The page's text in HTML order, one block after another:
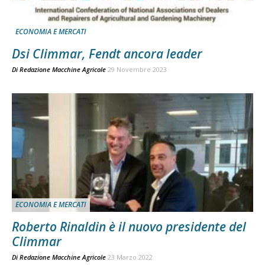
ECONOMIA E MERCATI
Dsi Climmar, Fendt ancora leader
Di Redazione Macchine Agricole 29 Novembre 2023
ECONOMIA E MERCATI
Roberto Rinaldin è il nuovo presidente del
Climmar
Di Redazione Macchine Agricole 23 Marzo 2022